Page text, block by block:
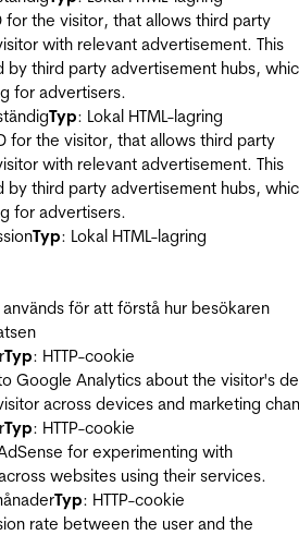
for the visitor, that allows third party
with relevant advertisement. This
by third party advertisement hubs,
for advertisers.
Typ: Lokal HTML-lagring
for the visitor, that allows third party
with relevant advertisement. This
by third party advertisement hubs,
for advertisers.
Typ: Lokal HTML-lagring
för att förstå hur besökaren
Typ: HTTP-cookie
Google Analytics about the visitor's
across devices and marketing
Typ: HTTP-cookie
for experimenting with
websites using their services.
Typ: HTTP-cookie
rate between the user and the